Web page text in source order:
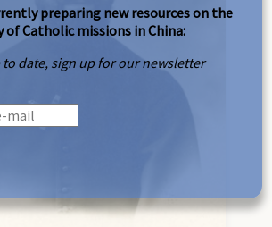
preparing new resources on the
of Catholic missions in China:
to date, sign up for our newsletter